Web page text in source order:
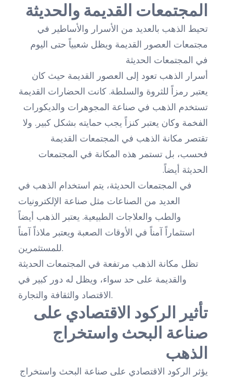
المجتمعات القديمة والحديثة
تحيط الذهب بالعديد من الأسرار والأساطير في
مجتمعات العصور القديمة ويظل شعبياً حتى اليوم
في المجتمعات الحديثة
أسرار الذهب تعود إلى العصور القديمة حيث كان
يعتبر رمزاً للثروة والسلطة. كانت الحضارات القديمة
تستخدم الذهب في صناعة المجوهرات والديكورات
الفخمة وكان يعتبر كنزاً يجب حمايته بشكل كبير. ولا
تقتصر مكانة الذهب في المجتمعات القديمة
فحسب، بل تستمر هذه المكانة في المجتمعات
الحديثة أيضاً.
في المجتمعات الحديثة، يتم استخدام الذهب في
العديد من الصناعات مثل صناعة الإلكترونيات
والطب والعلاجات الطبيعية. يعتبر الذهب أيضاً
استثماراً آمناً في الأوقات الصعبة ويعتبر ملاذاً آمناً
للمستثمرين.
تظل مكانة الذهب مرتفعة في المجتمعات الحديثة
والقديمة على حد سواء، ويظل له دور كبير في
الاقتصاد والثقافة والتجارة.
تأثير الركود الاقتصادي على
صناعة البحث واستخراج
الذهب
يؤثر الركود الاقتصادي على صناعة البحث واستخراج